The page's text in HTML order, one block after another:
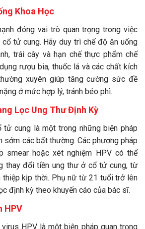
Khoa Học
đóng vai trò quan trọng trong việc
tử cung. Hãy duy trì chế độ ăn uống
trái cây và hạn chế thực phẩm chế
rượu bia, thuốc lá và các chất kích
xuyên giúp tăng cường sức đề
ở mức hợp lý, tránh béo phì.
Lọc Ung Thư Định Kỳ
tử cung là một trong những biện pháp
sớm các bất thường. Các phương pháp
smear hoặc xét nghiệm HPV có thể
thay đổi tiền ung thư ở cổ tử cung, từ
thiệp kịp thời. Phụ nữ từ 21 tuổi trở lên
định kỳ theo khuyến cáo của bác sĩ.
HPV
HPV là một biện pháp quan trọng